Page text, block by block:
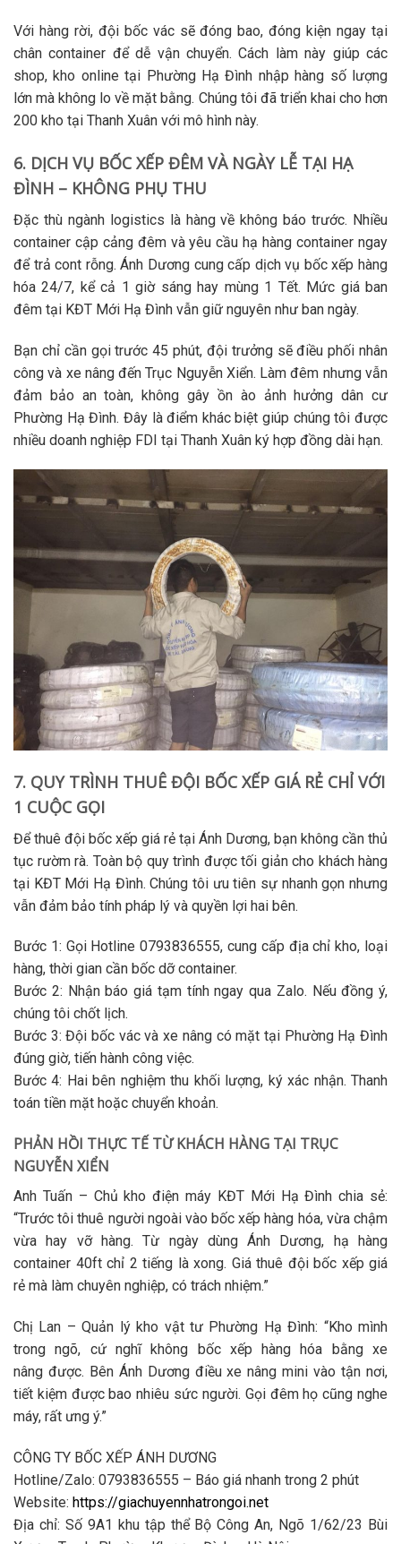
Với hàng rời, đội bốc vácsẽ đóng bao, đóng kiện ngay tại
chân container để dễ vận chuyển. Cách làm này giúp các
shop, kho online tại Phường Hạ Đình nhập hàng số lượng
lớn mà không lo về mặt bằng. Chúng tôi đã triển khai cho hơn
200 kho tại Thanh Xuân với mô hình này.
6. DỊCH VỤ BỐC XẾP ĐÊM VÀ NGÀY LỄ TẠI HẠ
ĐÌNH – KHÔNG PHỤ THU
Đặc thù ngành logistics là hàng về không báo trước. Nhiều
container cập cảng đêm và yêu cầuhạ hàng container ngay
để trả cont rỗng. Ánh Dương cung cấp dịch vụ bốc xếp hàng
hóa 24/7, kể cả 1 giờ sáng hay mùng 1 Tết. Mức giá ban
đêm tại KĐT Mới Hạ Đình vẫn giữ nguyên như ban ngày.
Bạn chỉ cần gọi trước 45 phút, đội trưởng sẽ điều phối nhân
công và xe nâng đến Trục Nguyễn Xiển. Làm đêm nhưng vẫn
đảm bảo an toàn, không gây ồn ào ảnh hưởng dân cư
Phường Hạ Đình. Đây là điểm khác biệt giúp chúng tôi được
nhiều doanh nghiệp FDI tại Thanh Xuân ký hợp đồng dài hạn.
7. QUY TRÌNH THUÊ ĐỘI BỐC XẾP GIÁ RẺ CHỈ VỚI
1 CUỘC GỌI
Đểthuê đội bốc xếp giá rẻ tại Ánh Dương, bạn không cần thủ
tục rườm rà. Toàn bộ quy trình được tối giản cho khách hàng
tại KĐT Mới Hạ Đình. Chúng tôi ưu tiên sự nhanh gọn nhưng
vẫn đảm bảo tính pháp lý và quyền lợi hai bên.
Bước 1: Gọi Hotline 0793836555, cung cấp địa chỉ kho, loại
hàng, thời gian cần bốc dỡ container.
Bước 2: Nhận báo giá tạm tính ngay qua Zalo. Nếu đồng ý,
chúng tôi chốt lịch.
Bước 3: Đội bốc vácvà xe nâng có mặt tại Phường Hạ Đình
đúng giờ, tiến hành công việc.
Bước 4: Hai bên nghiệm thu khối lượng, ký xác nhận. Thanh
toán tiền mặt hoặc chuyển khoản.
PHẢN HỒI THỰC TẾ TỪ KHÁCH HÀNG TẠI TRỤC
NGUYỄN XIỂN
Anh Tuấn – Chủ kho điện máy KĐT Mới Hạ Đình chia sẻ:
“Trước tôi thuê người ngoài vào bốc xếp hàng hóa, vừa chậm
vừa hay vỡ hàng. Từ ngày dùng Ánh Dương,
hạ hàng
container 40ft chỉ 2 tiếng là xong. Giá thuê đội bốc xếp giá
rẻ mà làm chuyên nghiệp, có trách nhiệm.”
Chị Lan – Quản lý kho vật tư Phường Hạ Đình: “Kho mình
trong ngõ, cứ nghĩ không bốc xếp hàng hóa bằng xe
nâng được. Bên Ánh Dương điều xe nâng mini vào tận nơi,
tiết kiệm được bao nhiêu sức người. Gọi đêm họ cũng nghe
máy, rất ưng ý.”
CÔNG TY BỐC XẾP ÁNH DƯƠNG
Hotline/Zalo: 0793836555 – Báo giá nhanh trong 2 phút
Website: https://giachuyennhatrongoi.net
Địa chỉ: Số 9A1 khu tập thể Bộ Công An, Ngõ 1/62/23 Bùi